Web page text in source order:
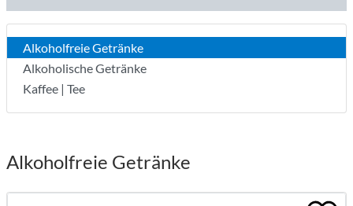
Alkoholfreie Getränke
Alkoholische Getränke
Kaffee | Tee
Alkoholfreie Getränke